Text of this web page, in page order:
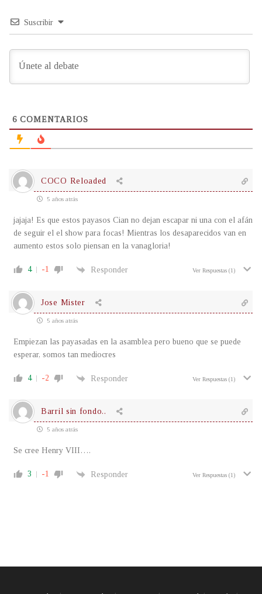
Suscribir
6 COMENTARIOS
COCO Reloaded
5 años atrás
jajaja! Es que estos payasos Cian no dejan escapar ni una con el afán
de seguir el el show para focas! Mientras los desaparecidos van en
aumento estos solo piensan en la vanagloria!
4 -1 Responder Ver Respuestas (1)
Jose Mister
5 años atrás
Empiezan las payasadas en la asamblea pero bueno que se puede
esperar, somos tan mediocres
4 -2 Responder Ver Respuestas (1)
Barril sin fondo..
5 años atrás
Se cree Henry VIII….
3 -1 Responder Ver Respuestas (1)